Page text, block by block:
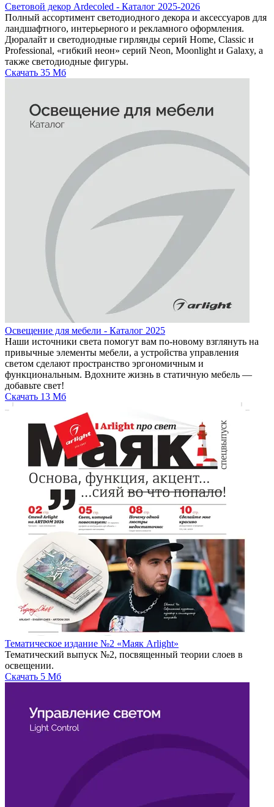
Световой декор Ardecoled - Каталог 2025-2026
Полный ассортимент светодиодного декора и аксессуаров для
ландшафтного, интерьерного и рекламного оформления.
Дюралайт и светодиодные гирлянды серий Home, Classic и
Professional, «гибкий неон» серий Neon, Moonlight и Galaxy, а
также светодиодные фигуры.
Скачать 35 Мб
Освещение для мебели - Каталог 2025
Наши источники света помогут вам по-новому взглянуть на
привычные элементы мебели, а устройства управления
светом сделают пространство эргономичным и
функциональным. Вдохните жизнь в статичную мебель —
добавьте свет!
Скачать 13 Мб
Тематическое издание №2 «Маяк Arlight»
Тематический выпуск №2, посвященный теории слоев в
освещении.
Скачать 5 Мб